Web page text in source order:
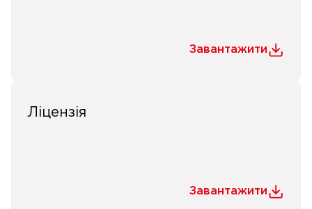
Завантажити
Ліцензія
Завантажити